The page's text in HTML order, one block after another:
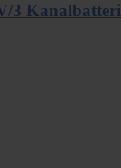
3 Kanalbatteri